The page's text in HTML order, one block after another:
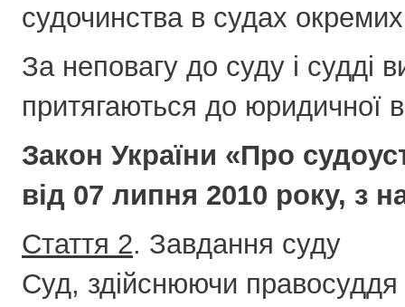
судочинства в судах
За неповагу до суду і судді
притягаються до юридичної
Закон України «Про
від 07 липня 2010 року, з
Стаття 2. Завдання суду
Суд, здійснюючи